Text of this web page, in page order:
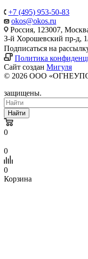
+7 (495) 953-50-83
okos@okos.ru
Россия, 123007,
З-й Хорошевский пр-д,
Подписаться на
Политика
Сайт создан Мигуля
© 2026 ООО
защищены.
Найти
0
0
0
Корзина